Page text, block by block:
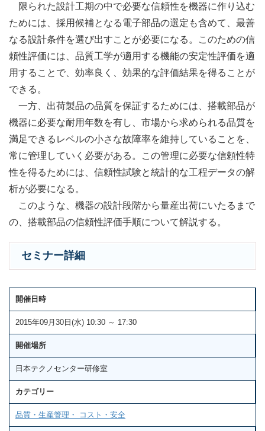
限られた設計工期の中で必要な信頼性を機器に作り込む
ためには、採用候補となる電子部品の選定も含めて、最善
なる設計条件を選び出すことが必要になる。このための信
頼性評価には、品質工学が適用する機能の安定性評価を適
用することで、効率良く、効果的な評価結果を得ることが
できる。
一方、出荷製品の品質を保証するためには、搭載部品が
機器に必要な耐用年数を有し、市場から求められる品質を
満足できるレベルの小さな故障率を維持していることを、
常に管理していく必要がある。この管理に必要な信頼性特
性を得るためには、信頼性試験と統計的な工程データの解
析が必要になる。
このような、機器の設計段階から量産出荷にいたるまで
の、搭載部品の信頼性評価手順について解説する。
セミナー詳細
開催日時
2015年09月30日(水) 10:30 ～ 17:30
開催場所
日本テクノセンター研修室
カテゴリー
品質・生産管理・ コスト・安全